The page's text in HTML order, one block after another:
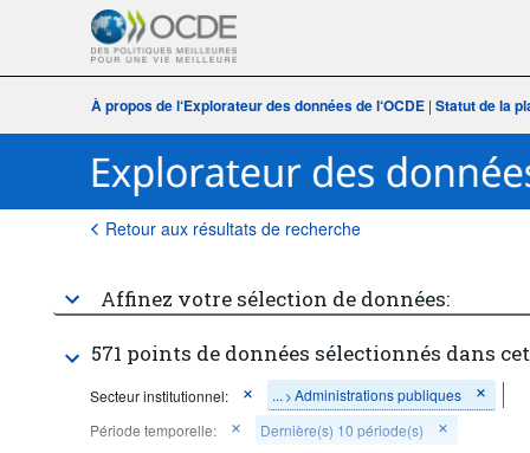
À propos de l‘Explorateur des données de l‘OCDE |Statut de la
Retour aux résultats de recherche
Affinez votre sélection de données:
571 points de données sélectionnés dans
Secteur institutionnel: ... > Administrations publiques
Période temporelle:
Dernière(s) 10 période(s)